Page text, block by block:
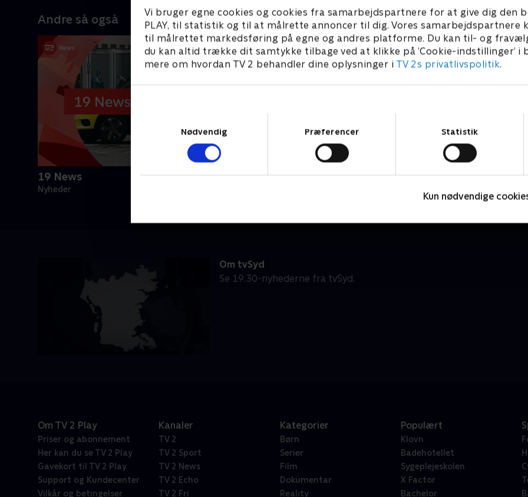
Vi bruger egne cookies og cookies fra samarbejdspartnere for at give dig den
PLAY, til statistik og til at målrette annoncer til dig. Vores samarbejdspartnere
til målrettet markedsføring på egne og andres platforme. Du kan til- og
du kan altid trække dit samtykke tilbage ved at klikke på ’Cookie-indstillinger’ i
mere om hvordan TV 2 behandler dine oplysninger i TV 2s privatlivspolitik.
Nødvendig
Præferencer Statistik
Kun nødvendige
Andre så også
19 News
Nyheder
Om tvSyd
Se 19.30-nyhederne fra tvSyd.
Om TV 2 Play
Priser og abonnement
Her kan du se TV 2 Play
Gavekort til TV 2 Play
Support og Kundecenter
Vilkår og betingelser
Kanaler
TV 2
TV 2 Sport
TV 2 News
TV 2 Echo
TV 2 Fri
Kategorier
Børn
Serier
Film
Dokumentar
Reality
Populært
Klovn
Badehotellet
Sygeplejeskolen
X Factor
Bachelor